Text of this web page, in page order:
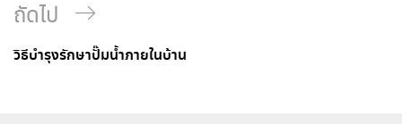
ถัดไป
วิธีบำรุงรักษาปั๊มน้ำภายในบ้าน